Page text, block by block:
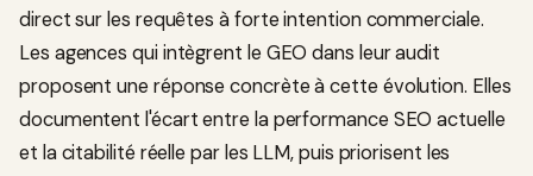
direct sur les requêtes à forte intention commerciale.
Les agences qui intègrent le GEO dans leur audit
proposent une réponse concrète à cette évolution. Elles
documentent l'écart entre la performance SEO actuelle
et la citabilité réelle par les LLM, puis priorisent les